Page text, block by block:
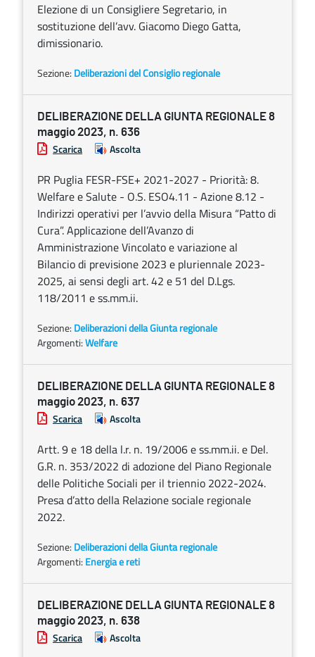
Elezione di un Consigliere Segretario, in
sostituzione dell’avv. Giacomo Diego Gatta,
dimissionario.
Sezione: Deliberazioni del Consiglio regionale
DELIBERAZIONE DELLA GIUNTA REGIONALE 8
maggio 2023, n. 636
Scarica Ascolta
PR Puglia FESR-FSE+ 2021-2027 - Priorità: 8.
Welfare e Salute - O.S. ESO4.11 - Azione 8.12 -
Indirizzi operativi per l’avvio della Misura “Patto di
Cura”. Applicazione dell’Avanzo di
Amministrazione Vincolato e variazione al
Bilancio di previsione 2023 e pluriennale 2023-
2025, ai sensi degli art. 42 e 51 del D.Lgs.
118/2011 e ss.mm.ii.
Sezione: Deliberazioni della Giunta regionale
Argomenti:Welfare
DELIBERAZIONE DELLA GIUNTA REGIONALE 8
maggio 2023, n. 637
Scarica Ascolta
Artt. 9 e 18 della l.r. n. 19/2006 e ss.mm.ii. e Del.
G.R. n. 353/2022 di adozione del Piano Regionale
delle Politiche Sociali per il triennio 2022-2024.
Presa d’atto della Relazione sociale regionale
2022.
Sezione: Deliberazioni della Giunta regionale
Argomenti: Energia e reti
DELIBERAZIONE DELLA GIUNTA REGIONALE 8
maggio 2023, n. 638
Scarica Ascolta